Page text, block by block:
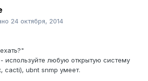
24 октября, 2014
используйте любую открытую систему
cacti), ubnt snmp умеет.